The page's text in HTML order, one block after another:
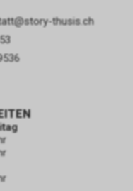
@story-thusis.ch